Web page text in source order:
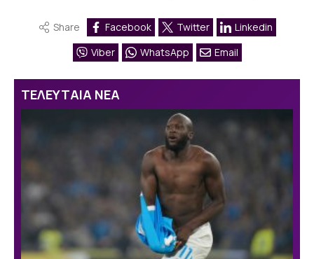
Share Facebook Twitter
Linkedin
Viber
WhatsApp Email
ΤΕΛΕΥΤΑΙΑ ΝΕΑ